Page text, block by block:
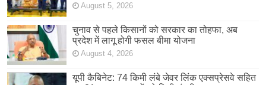
August 5, 2026
चुनाव से पहले किसानों को सरकार का तोहफा, अब
प्रदेश में लागू होगी फसल बीमा योजना
August 4, 2026
यूपी कैबिनेट: 74 किमी लंबे जेवर लिंक एक्सप्रेसवे सहित